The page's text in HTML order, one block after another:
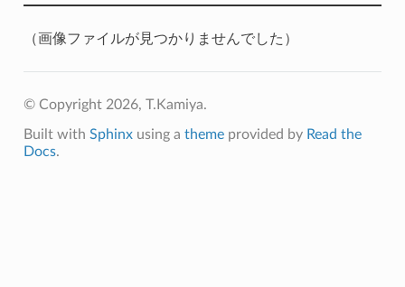
（画像ファイルが見つかりませんでした）
© Copyright 2026, T.Kamiya.
Built with Sphinxusing a themeprovided by Read the
Docs.